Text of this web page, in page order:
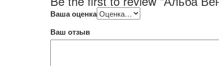
Ваша оценка
Ваш отзыв